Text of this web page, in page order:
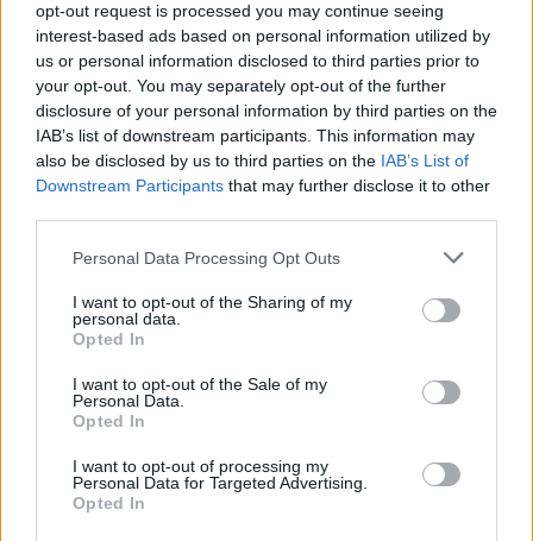
opt-out request is processed you may continue seeing
interest-based ads based on personal information utilized by
us or personal information disclosed to third parties prior to
your opt-out. You may separately opt-out of the further
disclosure of your personal information by third parties on the
IAB’s list of downstream participants. This information may
also be disclosed by us to third parties on the IAB’s List of
Downstream Participants that may further disclose it to other
Personal Data Processing Opt Outs
I want to opt-out of the Sharing of my
personal data.
Opted In
I want to opt-out of the Sale of my
Personal Data.
Opted In
I want to opt-out of processing my
Personal Data for Targeted Advertising.
Opted In
Visi įrašai
Žiūrimiausi įrašai
Vaizdai iš tragiškos avarijos Vilniaus r.: dviejų moterų ir
vaiko gyvybių išgelbėti nepavyko
Žinios | Lietuvos diena
00:00:57
Savaitės vidurys nusimato karštas: temperatūra kils iki
32 laipsnių šilumos
Žinios | Orai